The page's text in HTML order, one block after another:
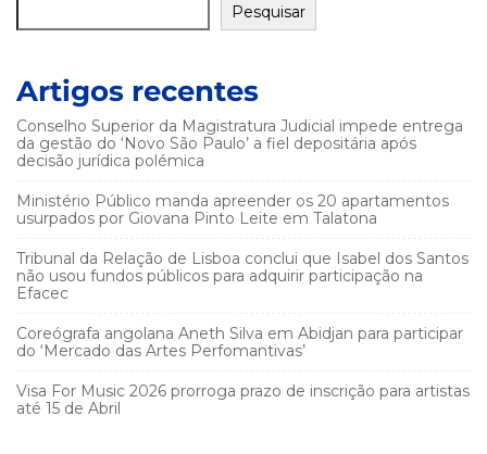
Pesquisar
Artigos recentes
Conselho Superior da Magistratura Judicial impede entrega
da gestão do ‘Novo São Paulo’ a fiel depositária após
decisão jurídica polémica
Ministério Público manda apreender os 20 apartamentos
usurpados por Giovana Pinto Leite em Talatona
Tribunal da Relação de Lisboa conclui que Isabel dos Santos
não usou fundos públicos para adquirir participação na
Efacec
Coreógrafa angolana Aneth Silva em Abidjan para participar
do ‘Mercado das Artes Perfomantivas’
Visa For Music 2026 prorroga prazo de inscrição para artistas
até 15 de Abril